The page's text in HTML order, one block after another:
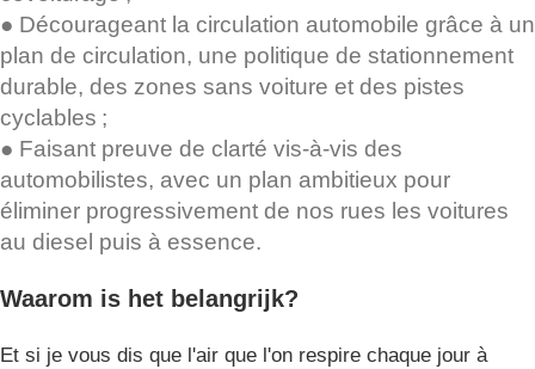
● Décourageant la circulation automobile grâce à un
plan de circulation, une politique de stationnement
durable, des zones sans voiture et des pistes
cyclables ;
● Faisant preuve de clarté vis-à-vis des
automobilistes, avec un plan ambitieux pour
éliminer progressivement de nos rues les voitures
au diesel puis à essence.
Waarom is het belangrijk?
Et si je vous dis que l'air que l'on respire chaque jour à